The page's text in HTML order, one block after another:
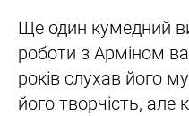
Ще один кумедний
роботи з Арміном
років слухав його
його творчість, але